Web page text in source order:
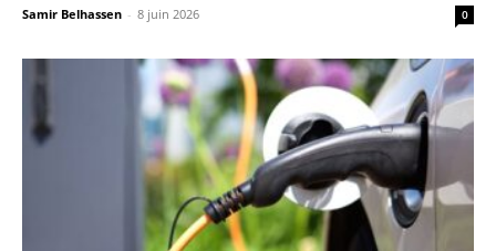
Samir Belhassen - 8 juin 2026 0